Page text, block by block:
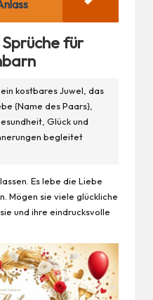
für
kostbares Juwel, das
{Name des Paars},
, Glück und
begleitet
Es lebe die Liebe
Mögen sie viele glückliche
und ihre eindrucksvolle